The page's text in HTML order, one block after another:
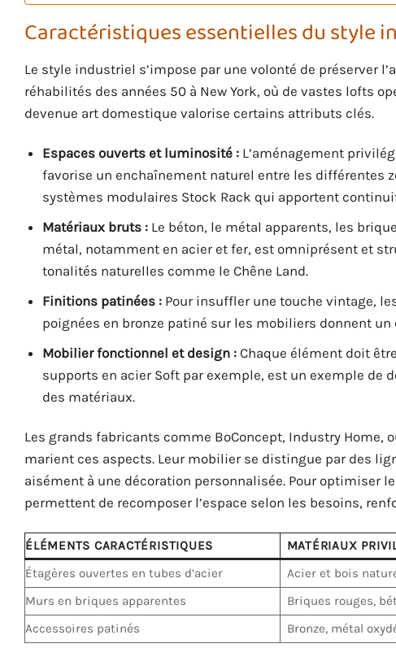
Caractéristiques essentielles du style
Le style industriel s’impose par une volonté de préserver
réhabilités des années 50 à New York, où de vastes lofts
devenue art domestique valorise certains attributs clés.
Espaces ouverts et luminosité : L’aménagement
favorise un enchaînement naturel entre les différentes
systèmes modulaires Stock Rack qui apportent
Matériaux bruts : Le béton, le métal apparents, les
métal, notamment en acier et fer, est omniprésent et
tonalités naturelles comme le Chêne Land.
Finitions patinées : Pour insuffler une touche vintage,
poignées en bronze patiné sur les mobiliers donnent
Mobilier fonctionnel et design : Chaque élément doit
supports en acier Soft par exemple, est un exemple de
des matériaux.
Les grands fabricants comme BoConcept, Industry Home,
marient ces aspects. Leur mobilier se distingue par des
aisément à une décoration personnalisée. Pour optimiser
permettent de recomposer l’espace selon les besoins,
ÉLÉMENTS CARACTÉRISTIQUES MATÉRIAUX
Étagères ouvertes en tubes d’acier
Acier et bois
Murs en briques apparentes
Briques rouges,
Accessoires patinés
Bronze, métal